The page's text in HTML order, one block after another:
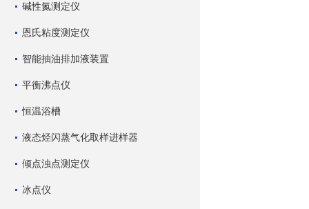
碱性氮测定仪
恩氏粘度测定仪
智能抽油排加液装置
平衡沸点仪
恒温浴槽
液态烃闪蒸气化取样进样器
倾点浊点测定仪
冰点仪